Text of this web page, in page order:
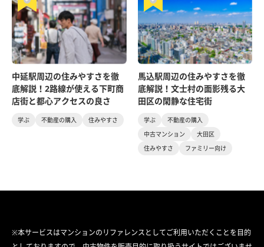
中延駅周辺の住みやすさを徹
底解説！2路線が使える下町商
店街と都心アクセスの良さ
学ぶ 不動産の購入 住みやすさ
馬込駅周辺の住みやすさを徹
底解説！文士村の面影残る大
田区の閑静な住宅街
学ぶ
不動産の購入
中古マンション
大田区
住みやすさ
ファミリー向け
※本サービスはマンションのリファレンスとしてご利用いただくことを目的